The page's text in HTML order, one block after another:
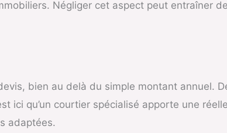
Négliger cet aspect peut entraîner
bien au delà du simple montant annuel.
ici qu’un courtier spécialisé apporte une
adaptées.